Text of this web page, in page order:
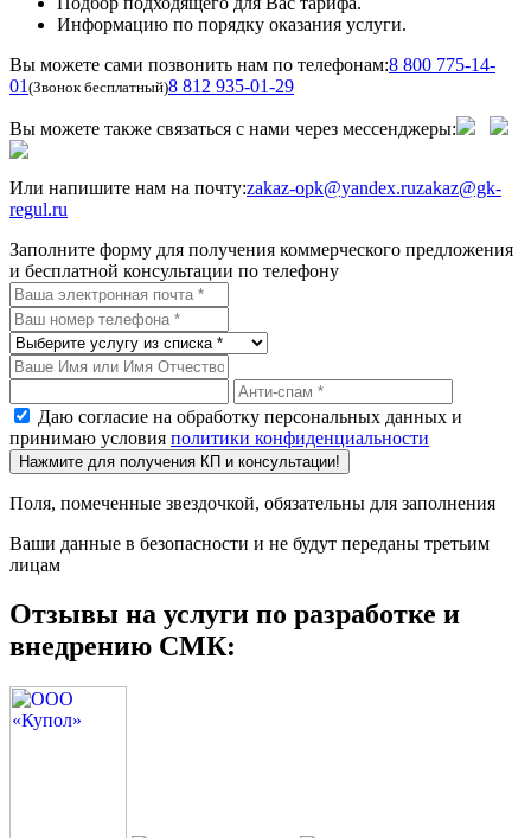
Информацию по порядку оказания услуги.
Вы можете сами позвонить нам по телефонам:8 800 775-14-
01 (Звонок бесплатный)8 812 935-01-29
Вы можете также связаться с нами через мессенджеры:
Или напишите нам на почту:zakaz-opk@yandex.ruzakaz@gk-
regul.ru
Заполните форму для получения коммерческого предложения
и бесплатной консультации по телефону
Даю согласие на обработку персональных данных и
принимаю условия политики конфиденциальности
Нажмите для получения КП и консультации!
Поля, помеченные звездочкой, обязательны для заполнения
Ваши данные в безопасности и не будут переданы третьим
лицам
Отзывы на услуги по разработке и
внедрению СМК: